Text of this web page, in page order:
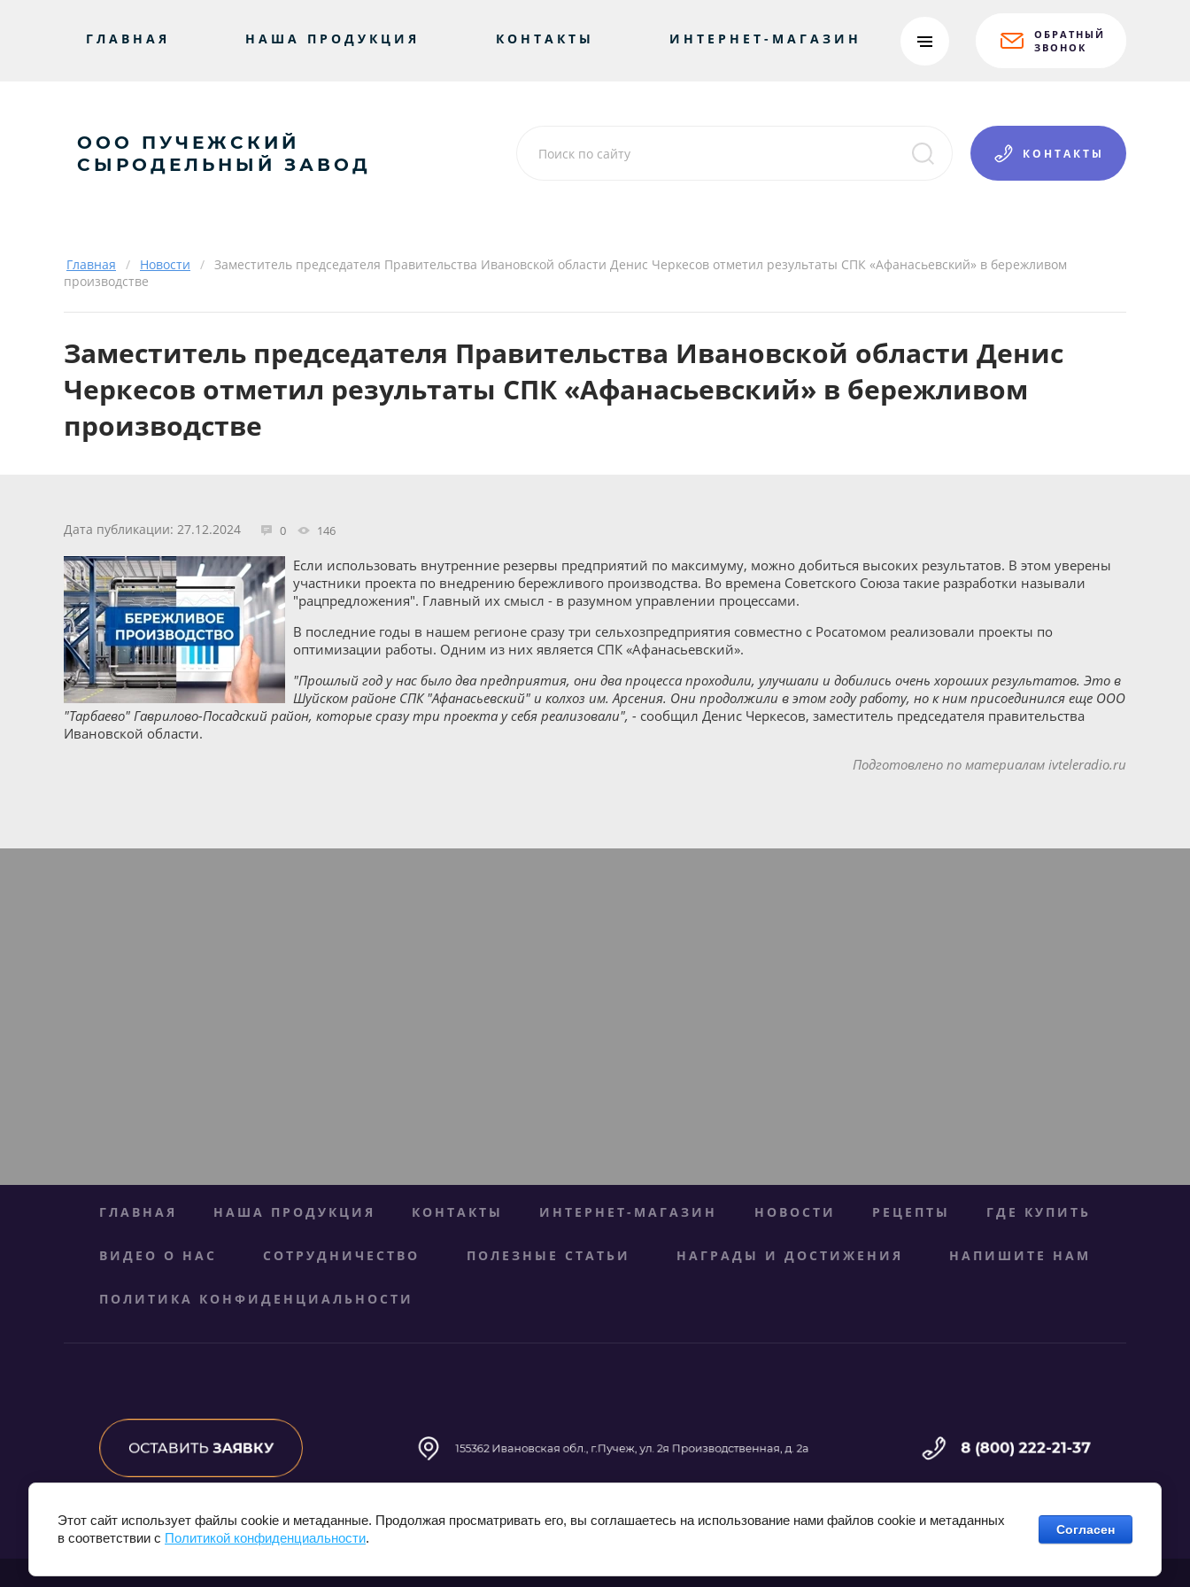
ГЛАВНАЯ НАША ПРОДУКЦИЯ КОНТАКТЫ ИНТЕРНЕТ-МАГАЗИН
ОБРАТНЫЙ
ЗВОНОК
ООО ПУЧЕЖСКИЙ
СЫРОДЕЛЬНЫЙ ЗАВОД
КОНТАКТЫ
Главная / Новости / Заместитель председателя Правительства Ивановской области Денис Черкесов отметил результаты СПК «Афанасьевский» в бережливом
производстве
Заместитель председателя Правительства Ивановской области Денис
Черкесов отметил результаты СПК «Афанасьевский» в бережливом
производстве
Дата публикации: 27.12.2024 0 146
Если использовать внутренние резервы предприятий по максимуму, можно добиться высоких результатов. В этом уверены
участники проекта по внедрению бережливого производства. Во времена Советского Союза такие разработки называли
"рацпредложения". Главный их смысл - в разумном управлении процессами.
В последние годы в нашем регионе сразу три сельхозпредприятия совместно с Росатомом реализовали проекты по
оптимизации работы. Одним из них является СПК «Афанасьевский».
"Прошлый год у нас было два предприятия, они два процесса проходили, улучшали и добились очень хороших результатов. Это в
Шуйском районе СПК "Афанасьевский" и колхоз им. Арсения. Они продолжили в этом году работу, но к ним присоединился еще ООО
"Тарбаево" Гаврилово-Посадский район, которые сразу три проекта у себя реализовали", - сообщил Денис Черкесов, заместитель председателя правительства
Ивановской области.
Подготовлено по материалам ivteleradio.ru
ГЛАВНАЯ НАША ПРОДУКЦИЯ КОНТАКТЫ ИНТЕРНЕТ-МАГАЗИН НОВОСТИ РЕЦЕПТЫ ГДЕ КУПИТЬ
ВИДЕО О НАС СОТРУДНИЧЕСТВО ПОЛЕЗНЫЕ СТАТЬИ НАГРАДЫ И ДОСТИЖЕНИЯ НАПИШИТЕ НАМ
ПОЛИТИКА КОНФИДЕНЦИАЛЬНОСТИ
8 (800) 222-21-37
155362 Ивановская обл., г.Пучеж, ул. 2я Производственная, д. 2а
ОСТАВИТЬЗАЯВКУ
Этот сайт использует файлы cookie и метаданные. Продолжая просматривать его, вы соглашаетесь на использование нами файлов cookie и метаданных
в соответствии с Политикой конфиденциальности.
Согласен